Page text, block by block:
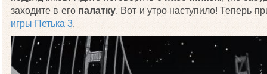
заходите в его палатку. Вот и утро наступило! Теперь
игры Петька 3.